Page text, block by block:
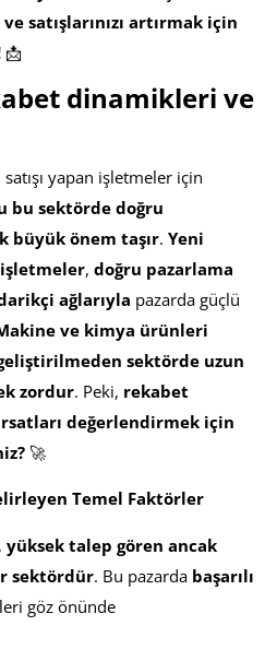
satışlarınızı artırmak için
📩
dinamikleri ve
yapan işletmeler için
bu sektörde doğru
büyük önem taşır. Yeni
, doğru pazarlama
ağlarıyla pazarda güçlü
ve kimya ürünleri
sektörde uzun
zordur. Peki, rekabet
değerlendirmek için
🚀
Temel Faktörler
yüksek talep gören ancak
sektördür. Bu pazarda başarılı
göz önünde